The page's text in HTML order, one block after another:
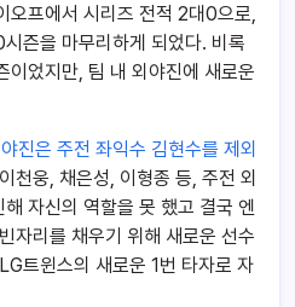
오프에서 시리즈 전적 2대0으로,
즌을 마무리하게 되었다. 비록
이었지만, 팀 내 외야진에 새로운
은 주전 좌익수 김현수를 제외
이천웅, 채은성, 이형종 등, 주전 외
자신의 역할을 못 했고 결국 엔
자리를 채우기 위해 새로운 선수
트윈스의 새로운 1번 타자로 자